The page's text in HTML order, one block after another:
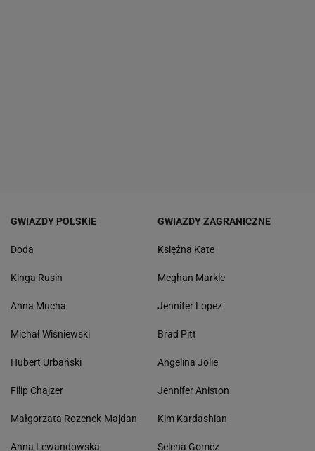
GWIAZDY POLSKIE
Doda
Kinga Rusin
Anna Mucha
Michał Wiśniewski
Hubert Urbański
Filip Chajzer
Małgorzata Rozenek-Majdan
Anna Lewandowska
GWIAZDY ZAGRANICZNE
Księżna Kate
Meghan Markle
Jennifer Lopez
Brad Pitt
Angelina Jolie
Jennifer Aniston
Kim Kardashian
Selena Gomez